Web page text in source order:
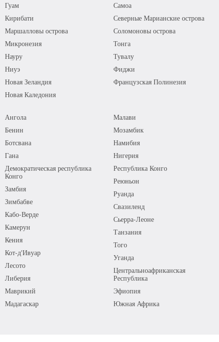
Гуам
Кирибати
Маршалловы острова
Микронезия
Науру
Ниуэ
Новая Зеландия
Новая Каледония
Самоа
Северные Марианские острова
Соломоновы острова
Тонга
Тувалу
Фиджи
Французская Полинезия
Ангола
Бенин
Ботсвана
Гана
Демократическая республика
Конго
Замбия
Зимбабве
Кабо-Верде
Камерун
Кения
Кот-д'Ивуар
Лесото
Либерия
Маврикий
Мадагаскар
Малави
Мозамбик
Намибия
Нигерия
Республика Конго
Реюньон
Руанда
Свазиленд
Сьерра-Леоне
Танзания
Того
Уганда
Центральноафриканская
Республика
Эфиопия
Южная Африка